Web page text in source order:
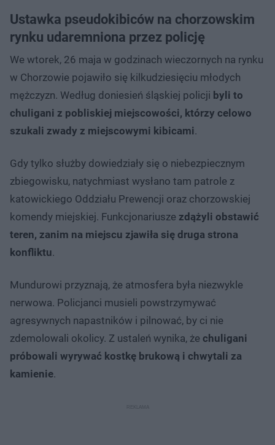
Ustawka pseudokibiców na chorzowskim
rynku udaremniona przez policję
We wtorek, 26 maja w godzinach wieczornych na rynku
w Chorzowie pojawiło się kilkudziesięciu młodych
mężczyzn. Według doniesień śląskiej policji byli to
chuligani z pobliskiej miejscowości, którzy celowo
szukali zwady z miejscowymi kibicami.
Gdy tylko służby dowiedziały się o niebezpiecznym
zbiegowisku, natychmiast wysłano tam patrole z
katowickiego Oddziału Prewencji oraz chorzowskiej
komendy miejskiej. Funkcjonariusze zdążyli obstawić
teren, zanim na miejscu zjawiła się druga strona
konfliktu.
Mundurowi przyznają, że atmosfera była niezwykle
nerwowa. Policjanci musieli powstrzymywać
agresywnych napastników i pilnować, by ci nie
zdemolowali okolicy. Z ustaleń wynika, że chuligani
próbowali wyrywać kostkę brukową i chwytali za
kamienie.